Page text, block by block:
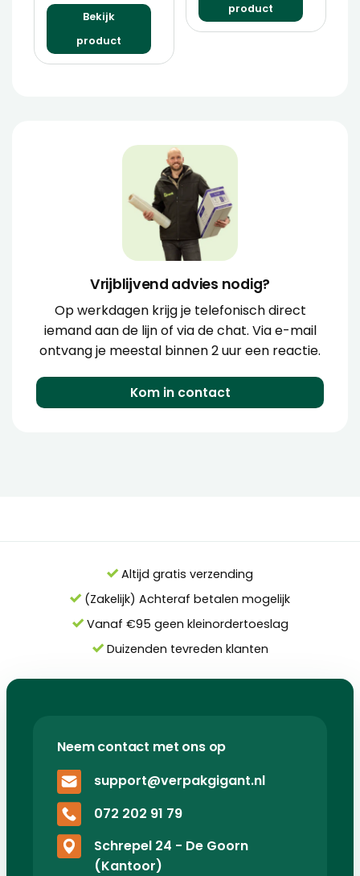
Bekijk
product
product
Vrijblijvend advies nodig?
Op werkdagen krijg je telefonisch direct
iemand aan de lijn of via de chat. Via e-mail
ontvang je meestal binnen 2 uur een reactie.
Kom in contact
Altijd gratis verzending
(Zakelijk) Achteraf betalen mogelijk
Vanaf €95 geen kleinordertoeslag
Duizenden tevreden klanten
Neem contact met ons op
support@verpakgigant.nl
072 202 91 79
Schrepel 24 - De Goorn
(Kantoor)